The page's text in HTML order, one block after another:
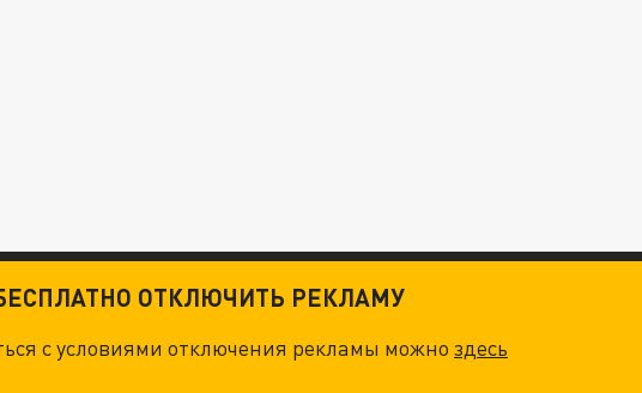
ОТКЛЮЧИТЬ РЕКЛАМУ
с условиями отключения рекламы можноздесь